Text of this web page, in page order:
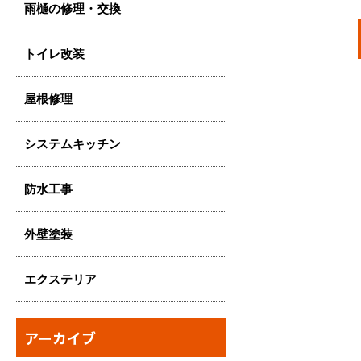
雨樋の修理・交換
トイレ改装
屋根修理
システムキッチン
防水工事
外壁塗装
エクステリア
アーカイブ